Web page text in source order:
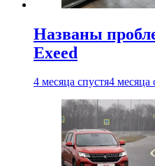
Названы
Exeed
4 месяца спустя4 месяца